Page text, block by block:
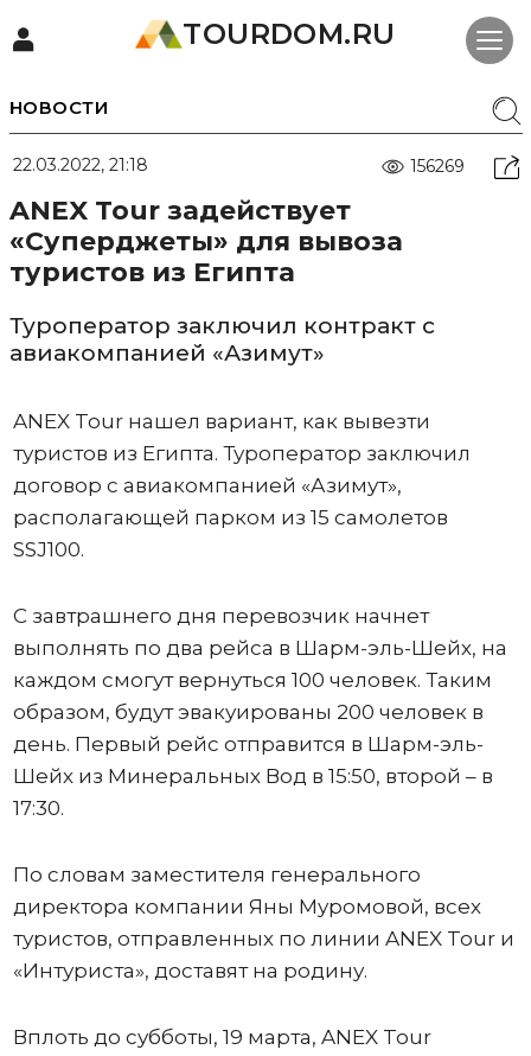
TOURDOM.RU
НОВОСТИ
22.03.2022, 21:18 156269
ANEX Tour задействует
«Суперджеты» для вывоза
туристов из Египта
Туроператор заключил контракт с
авиакомпанией «Азимут»
ANEX Tour нашел вариант, как вывезти
туристов из Египта. Туроператор заключил
договор с авиакомпанией «Азимут»,
располагающей парком из 15 самолетов
SSJ100.
С завтрашнего дня перевозчик начнет
выполнять по два рейса в Шарм-эль-Шейх, на
каждом смогут вернуться 100 человек. Таким
образом, будут эвакуированы 200 человек в
день. Первый рейс отправится в Шарм-эль-
Шейх из Минеральных Вод в 15:50, второй – в
17:30.
По словам заместителя генерального
директора компании Яны Муромовой, всех
туристов, отправленных по линии ANEX Tour и
«Интуриста», доставят на родину.
Вплоть до субботы, 19 марта, ANEX Tour